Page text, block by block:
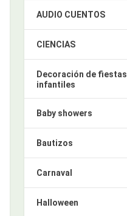
AUDIO CUENTOS
CIENCIAS
Decoración de fiestas
infantiles
Baby showers
Bautizos
Carnaval
Halloween